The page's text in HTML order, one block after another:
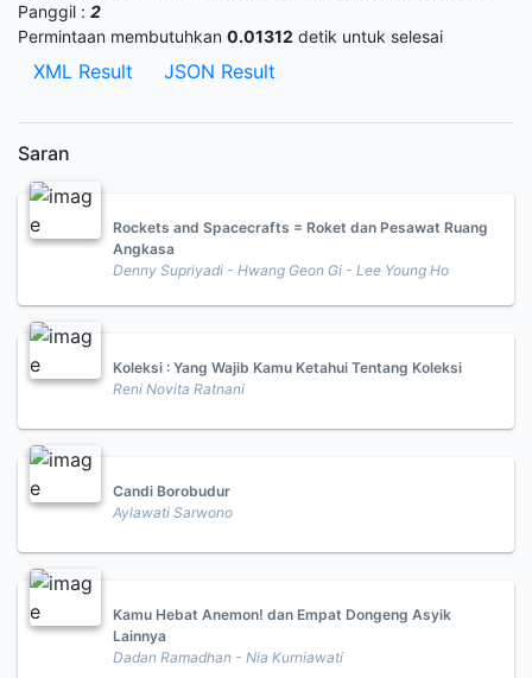
Panggil : 2
Permintaan membutuhkan 0.01312 detik untuk selesai
XML Result JSON Result
Saran
Rockets and Spacecrafts = Roket dan Pesawat Ruang
Angkasa
Denny Supriyadi - Hwang Geon Gi - Lee Young Ho
Koleksi : Yang Wajib Kamu Ketahui Tentang Koleksi
Reni Novita Ratnani
Candi Borobudur
Aylawati Sarwono
Kamu Hebat Anemon! dan Empat Dongeng Asyik
Lainnya
Dadan Ramadhan - Nia Kurniawati